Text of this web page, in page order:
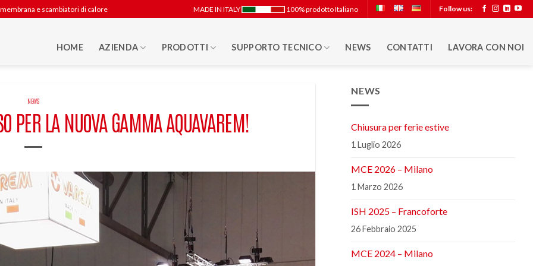
e scambiatori di calore MADE IN ITALY 100% prodotto Italiano Follow us:
HOME AZIENDA PRODOTTI SUPPORTO TECNICO NEWS CONTATTI LAVORA CON NOI
NEWS
PER LA NUOVA GAMMA AQUAVAREM!
NEWS
Chiusura per ferie estive
1 Luglio 2026
MCE 2026 – Milano
1 Marzo 2026
ISH 2025 – Francoforte
26 Febbraio 2025
MCE 2024 – Milano